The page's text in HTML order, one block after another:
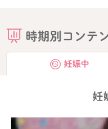
時期別コンテ
妊娠中
妊